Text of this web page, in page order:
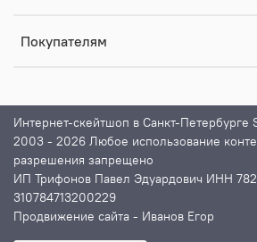
Покупателям
Интернет-скейтшоп в Санкт-Петербурге
2003 - 2026 Любое использование
разрешения запрещено
ИП Трифонов Павел Эдуардович ИНН
310784713200229
Продвижение сайта - Иванов Егор